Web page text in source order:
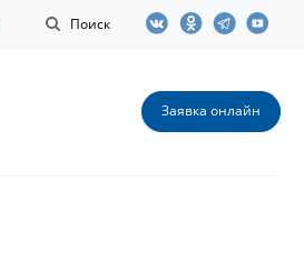
Поиск
Заявка онлайн